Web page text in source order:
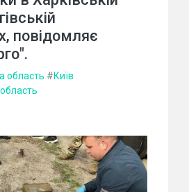
повідомляє
область #Київ